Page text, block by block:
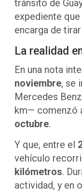
tránsito de
expediente
encarga de
La realidad
En una nota
noviembre, se
Mercedes
km— comenzó
octubre.
Y que, entre el
vehículo
kilómetros.
actividad, y en